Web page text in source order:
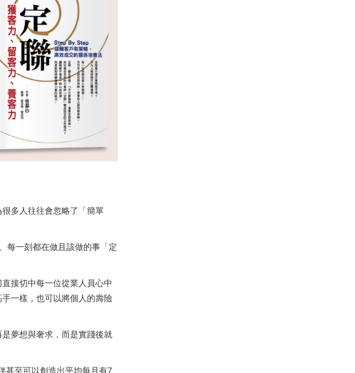
多人往往會忽略了「簡單
一刻都在做且該做的事「定
接切中每一位從業人員心中
一樣，也可以將個人的壽險
夢想與奢求，而是實踐後就
至可以創造出平均每月有7